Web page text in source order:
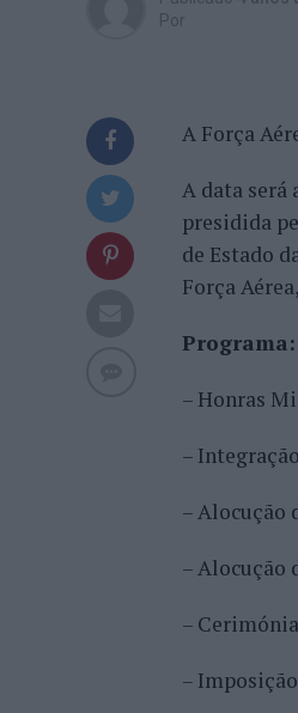
Por
A Força
A data será
presidida
de Estado
Força
– Honras
–
– Alocução
– Alocução
–
–